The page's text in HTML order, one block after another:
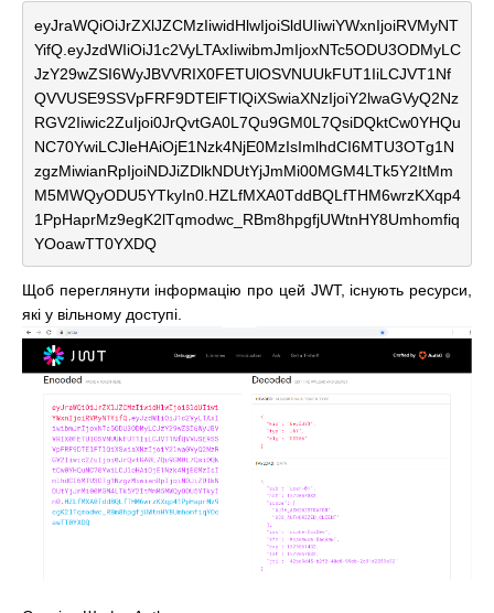
eyJraWQiOiJrZXlJZCMzIiwidHlwIjoiSldUIiwiYWxnIjoiRVMyNT
YifQ.eyJzdWIiOiJ1c2VyLTAxIiwibmJmIjoxNTc5ODU3ODMyLC
JzY29wZSI6WyJBVVRIX0FETUlOSVNUUkFUT1IiLCJVT1Nf
QVVUSE9SSVpFRF9DTElFTlQiXSwiaXNzIjoiY2lwaGVyQ2Nz
RGV2Iiwic2ZuIjoi0JrQvtGA0L7Qu9GM0L7QsiDQktCw0YHQu
NC70YwiLCJleHAiOjE1Nzk4NjE0MzIsImlhdCI6MTU3OTg1N
zgzMiwianRpIjoiNDJiZDlkNDUtYjJmMi00MGM4LTk5Y2ItMm
M5MWQyODU5YTkyIn0.HZLfMXA0TddBQLfTHM6wrzKXqp4
1PpHaprMz9egK2lTqmodwc_RBm8hpgfjUWtnHY8Umhomfiq
YOoawTT0YXDQ
Щоб переглянути інформацію про цей JWT, існують ресурси,
які у вільному доступі.